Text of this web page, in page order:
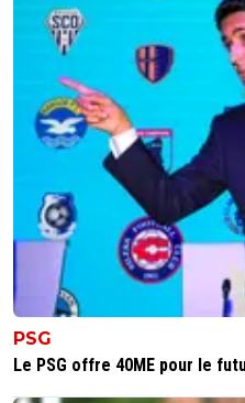
PSG
Le PSG offre 40ME pour le